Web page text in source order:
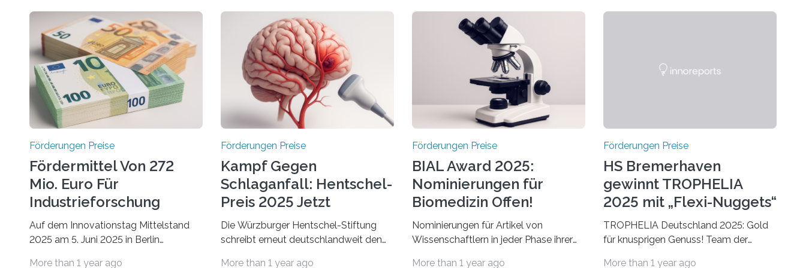
Förderungen Preise
Fördermittel Von 272
Mio. Euro Für
Industrieforschung
Freigegeben
Auf dem Innovationstag Mittelstand
2025 am 5. Juni 2025 in Berlin
More than 1 year ago
Förderungen Preise
Kampf Gegen
Schlaganfall: Hentschel-
Preis 2025 Jetzt
Ausgeschrieben
Die Würzburger Hentschel-Stiftung
schreibt erneut deutschlandweit den
More than 1 year ago
Förderungen Preise
BIAL Award 2025:
Nominierungen für
Biomedizin Offen!
Nominierungen für Artikel von
Wissenschaftlern in jeder Phase ihrer
More than 1 year ago
Förderungen Preise
HS Bremerhaven
gewinnt TROPHELIA
2025 mit „Flexi-Nuggets“
TROPHELIA Deutschland 2025: Gold
für knusprigen Genuss! Team der
More than 1 year ago